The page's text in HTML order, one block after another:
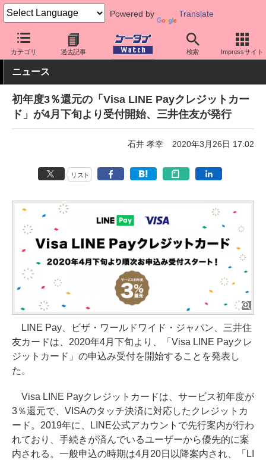
Powered by Translate
カテゴリ 過去記事 検索 Impressサイト
ケータイ Watch アプリ・サービス 決済/金融
ニュース
初年度3％還元の「Visa LINE Payクレジットカー
ド」が4月下旬より受付開始、三井住友が発行
石井 孝幸 2020年3月26日 17:02
リスト
LINE Pay、ビザ・ワールドワイド・ジャパン、三井住
友カードは、2020年4月下旬より、「Visa LINE Payクレ
ジットカード」の申込み受付を開始することを発表し
た。
Visa LINE Payクレジットカードは、サービス初年度が
3％還元で、VISAのタッチ決済に対応したクレジットカ
ード。2019年に、LINE公式アカウントで先行案内が行わ
れており、手続きが済んでいるユーザーから優先的に案
内される。一般申込の時期は4月20日以降案内され、「LI